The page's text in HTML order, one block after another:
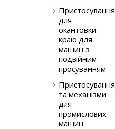
Пристосування
для
окантовки
краю для
машин з
подвійним
просуванням
Пристосування
та механізми
для
промислових
машин